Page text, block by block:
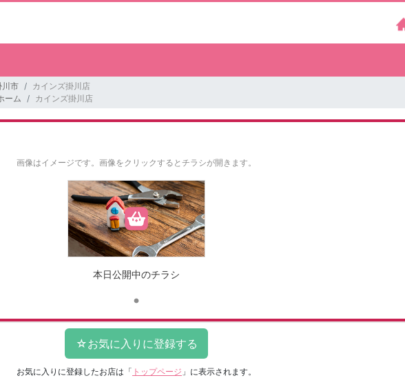
川市
カインズ掛川店
ーム カインズ掛川店
画像はイメージです。 画像をクリックするとチラシが開きます。
本日公開中のチラシ
お気に入りに登録したお店は 「 トップページ 」に表示されます。